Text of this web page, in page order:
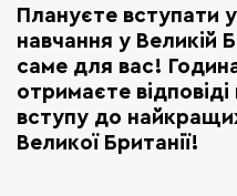
Плануєте вступати
навчання у Великій
саме для вас!
отримаєте
вступу до
Великої Британії!